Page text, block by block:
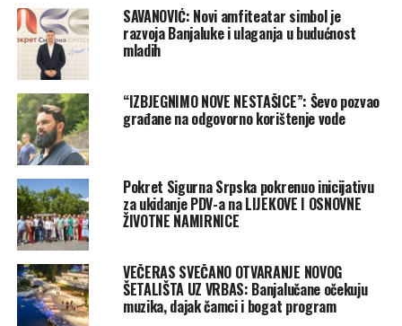
SAVANOVIĆ: Novi amfiteatar simbol je
razvoja Banjaluke i ulaganja u budućnost
mladih
“IZBJEGNIMO NOVE NESTAŠICE”: Ševo pozvao
građane na odgovorno korištenje vode
Pokret Sigurna Srpska pokrenuo inicijativu
za ukidanje PDV-a na LIJEKOVE I OSNOVNE
ŽIVOTNE NAMIRNICE
VEČERAS SVEČANO OTVARANJE NOVOG
ŠETALIŠTA UZ VRBAS: Banjalučane očekuju
muzika, dajak čamci i bogat program